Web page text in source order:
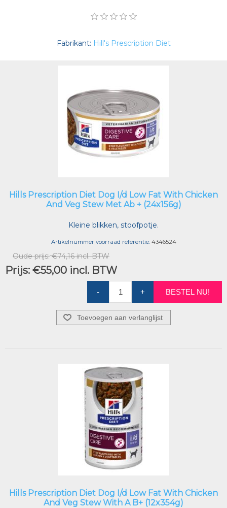
Fabrikant: Hill's Prescription Diet
Hills Prescription Diet Dog I/d Low Fat With Chicken
And Veg Stew Met Ab + (24x156g)
Kleine blikken, stoofpotje.
Artikelnummer voorraad referentie: 4346524
Oude prijs: €74,16 incl. BTW
Prijs: €55,00 incl. BTW
- + BESTEL NU!
Toevoegen aan verlanglijst
Hills Prescription Diet Dog I/d Low Fat With Chicken
And Veg Stew With A B+ (12x354g)